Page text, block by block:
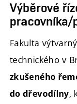
Výběrové
pracovníka/
Fakulta
technického v
zkušeného
do dřevodílny,